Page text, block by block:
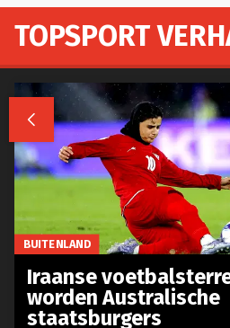
TOPSPORT
BUITENLAND
Iraanse
worden Australische
staatsburgers